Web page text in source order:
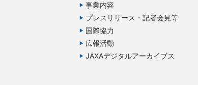
事業内容
プレスリリース・記者会見等
国際協力
広報活動
JAXAデジタルアーカイブス